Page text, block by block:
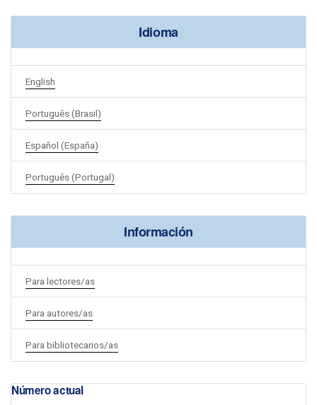
Idioma
English
Português (Brasil)
Español (España)
Português (Portugal)
Información
Para lectores/as
Para autores/as
Para bibliotecarios/as
Número actual